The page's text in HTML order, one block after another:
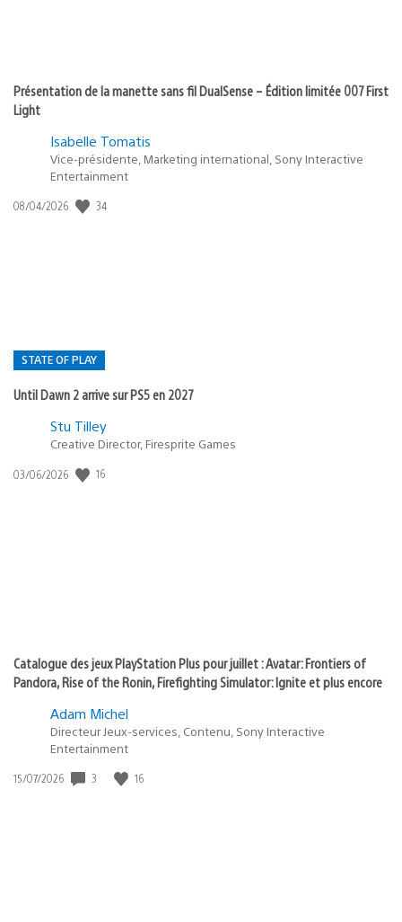
Présentation de la manette sans fil DualSense – Édition limitée 007 First
Light
Isabelle Tomatis
Vice-présidente, Marketing international, Sony Interactive
Entertainment
Date
08/04/2026 34
STATE OF PLAY
Until Dawn 2 arrive sur PS5 en 2027
Postée
:
state
Stu Tilley
Creative Director, Firesprite Games
Date
03/06/2026 16
Catalogue des jeux PlayStation Plus pour juillet : Avatar: Frontiers of
Pandora, Rise of the Ronin, Firefighting Simulator: Ignite et plus encore
Adam Michel
Directeur Jeux-services, Contenu, Sony Interactive
Entertainment
Date
15/07/2026 3 16